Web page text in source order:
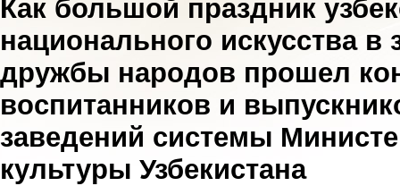
Как большой праздник
национального искусства в
дружбы народов прошел
воспитанников и
заведений системы
культуры Узбекистана